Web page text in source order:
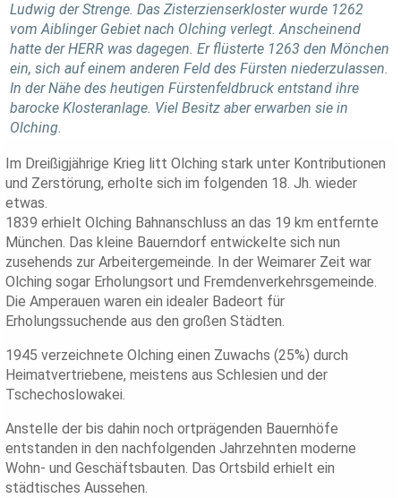
Ludwig der Strenge. Das Zisterzienserkloster wurde 1262
vom Aiblinger Gebiet nach Olching verlegt. Anscheinend
hatte der HERR was dagegen. Er flüsterte 1263 den Mönchen
ein, sich auf einem anderen Feld des Fürsten niederzulassen.
In der Nähe des heutigen Fürstenfeldbruck entstand ihre
barocke Klosteranlage. Viel Besitz aber erwarben sie in
Olching.
Im Dreißigjährige Krieg litt Olching stark unter Kontributionen
und Zerstörung, erholte sich im folgenden 18. Jh. wieder
etwas.
1839 erhielt Olching Bahnanschluss an das 19 km entfernte
München. Das kleine Bauerndorf entwickelte sich nun
zusehends zur Arbeitergemeinde. In der Weimarer Zeit war
Olching sogar Erholungsort und Fremdenverkehrsgemeinde.
Die Amperauen waren ein idealer Badeort für
Erholungssuchende aus den großen Städten.
1945 verzeichnete Olching einen Zuwachs (25%) durch
Heimatvertriebene, meistens aus Schlesien und der
Tschechoslowakei.
Anstelle der bis dahin noch ortprägenden Bauernhöfe
entstanden in den nachfolgenden Jahrzehnten moderne
Wohn- und Geschäftsbauten. Das Ortsbild erhielt ein
städtisches Aussehen.